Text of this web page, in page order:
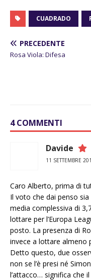
CUADRADO
PRECEDENTE
Rosa Viola: Difesa
4 COMMENTI
Davide
11 SETTEMBRE
Caro Alberto, prima di
Il voto che dai penso
media complessiva di
lottare per l’Europa
posto. La presenza di
invece a lottare almeno
Detto questo, due
non se l’è presi né
l’attacco… significa che